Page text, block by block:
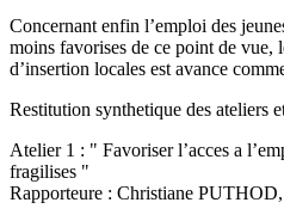
Concernant enfin l’emploi des
moins favorises de ce point de vue,
d’insertion locales est avance
Restitution synthetique des ateliers
Atelier 1 : " Favoriser l’acces a
fragilises "
Rapporteure : Christiane